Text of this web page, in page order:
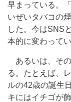
早まっている。
いぜいタバコの
した。今はSNS
本的に変わって
あるいは、その
る。たとえば、
ルの42歳の誕生
キにはイチゴが